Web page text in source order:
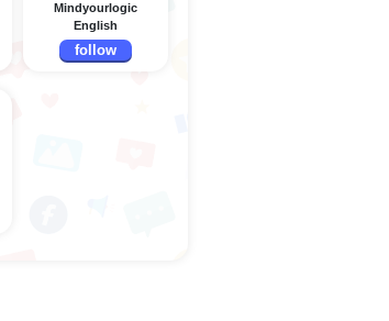
Mindyourlogic
English
follow